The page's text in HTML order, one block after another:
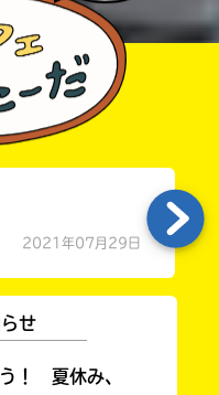
2021年07月29日
せ
！ 夏休み、